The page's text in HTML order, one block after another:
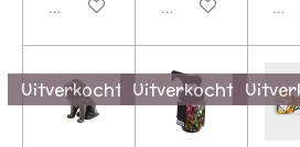
Uitverkocht Uitverkocht
Uitverkocht Uitverkocht